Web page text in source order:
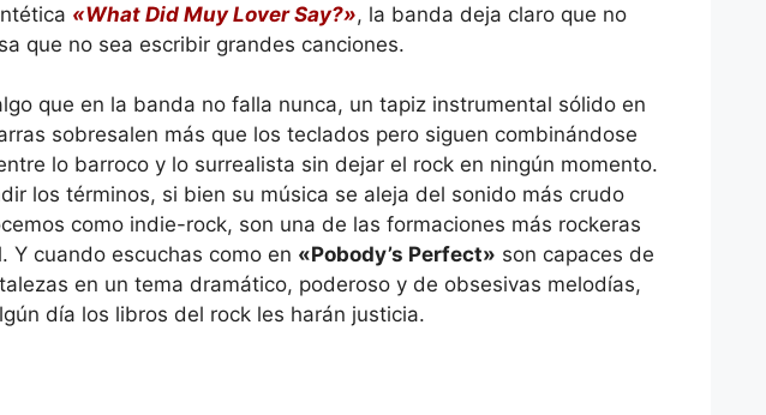
«What Did Muy Lover Say?», la banda deja claro que no
que no sea escribir grandes canciones.
que en la banda no falla nunca, un tapiz instrumental sólido en
sobresalen más que los teclados pero siguen combinándose
lo barroco y lo surrealista sin dejar el rock en ningún momento.
los términos, si bien su música se aleja del sonido más crudo
como indie-rock, son una de las formaciones más rockeras
Y cuando escuchas como en «Pobody’s Perfect» son capaces de
en un tema dramático, poderoso y de obsesivas melodías,
día los libros del rock les harán justicia.